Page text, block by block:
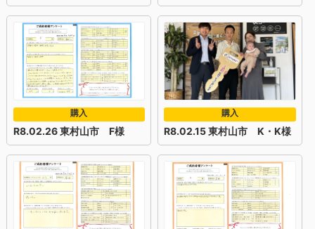
購入
R8.02.26 東村山市 F様
購入
R8.02.15 東村山市 K・K様